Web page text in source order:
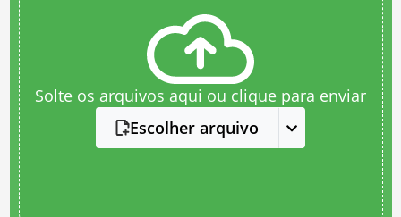
Solte os arquivos aqui ou clique para enviar
Escolher arquivo